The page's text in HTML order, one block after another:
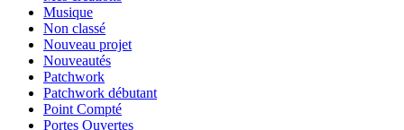
Musique
Non classé
Nouveau projet
Nouveautés
Patchwork
Patchwork débutant
Point Compté
Portes Ouvertes